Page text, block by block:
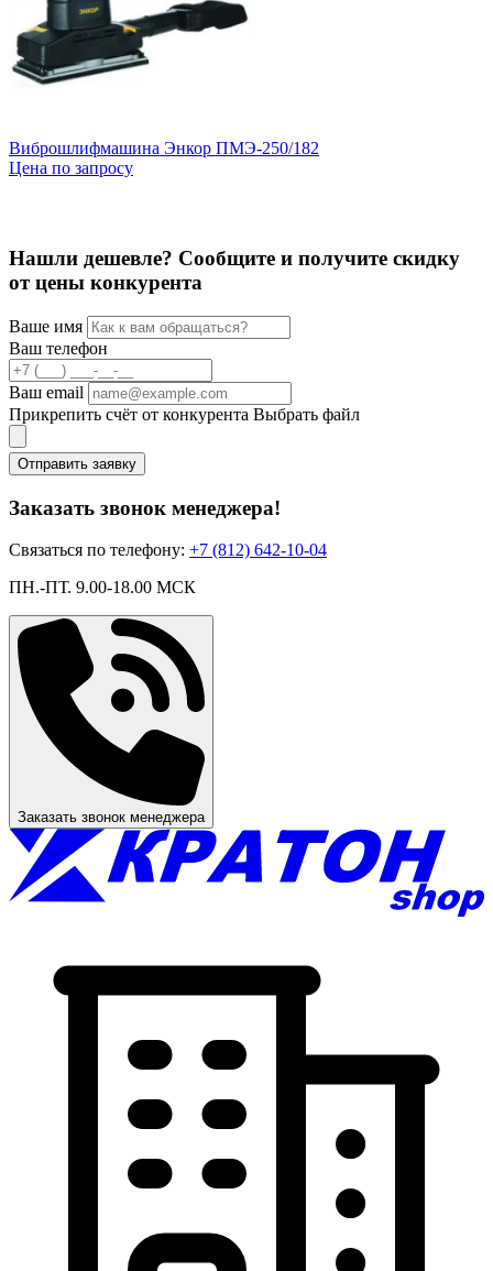
Виброшлифмашина Энкор ПМЭ-250/182
Цена по запросу
Нашли дешевле? Сообщите и получите скидку
от цены конкурента
Ваше имя
Ваш телефон
Ваш email
Прикрепить счёт от конкурента Выбрать файл
Отправить заявку
Заказать звонок менеджера!
Связаться по телефону: +7 (812) 642-10-04
ПН.-ПТ. 9.00-18.00 МСК
Заказать звонок менеджера